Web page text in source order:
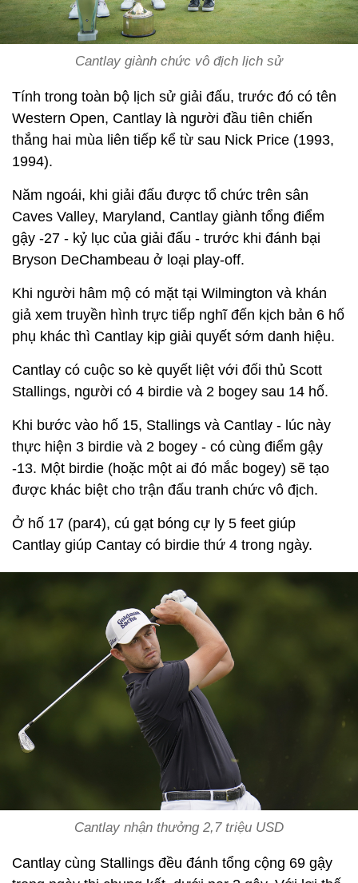
Cantlay giành chức vô địch lịch sử
Tính trong toàn bộ lịch sử giải đấu, trước đó có tên
Western Open, Cantlay là người đầu tiên chiến
thắng hai mùa liên tiếp kể từ sau Nick Price (1993,
1994).
Năm ngoái, khi giải đấu được tổ chức trên sân
Caves Valley, Maryland, Cantlay giành tổng điểm
gậy -27 - kỷ lục của giải đấu - trước khi đánh bại
Bryson DeChambeau ở loại play-off.
Khi người hâm mộ có mặt tại Wilmington và khán
giả xem truyền hình trực tiếp nghĩ đến kịch bản 6 hố
phụ khác thì Cantlay kịp giải quyết sớm danh hiệu.
Cantlay có cuộc so kè quyết liệt với đối thủ Scott
Stallings, người có 4 birdie và 2 bogey sau 14 hố.
Khi bước vào hố 15, Stallings và Cantlay - lúc này
thực hiện 3 birdie và 2 bogey - có cùng điểm gậy
-13. Một birdie (hoặc một ai đó mắc bogey) sẽ tạo
được khác biệt cho trận đấu tranh chức vô địch.
Ở hố 17 (par4), cú gạt bóng cự ly 5 feet giúp
Cantlay giúp Cantay có birdie thứ 4 trong ngày.
Cantlay nhận thưởng 2,7 triệu USD
Cantlay cùng Stallings đều đánh tổng cộng 69 gậy